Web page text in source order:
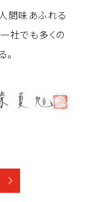
間味あふれる
社でも多くの